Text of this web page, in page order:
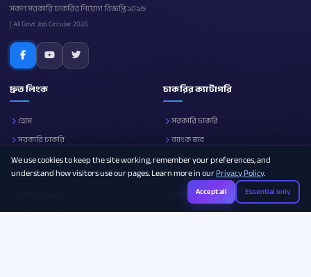
সকল সরকারি চাকরির নিয়োগ বিজ্ঞপ্তি ২০২৬
| All Govt Job Circular 2026
দ্রুত লিংক
হোম
সরকারি চাকরি
নোটিশ বোর্ড
আমাদের সম্পর্কে
ক্যারিয়ার গাইড
চাকরির ক্যাটাগরি
সরকারি চাকরি
ব্যাংক জব
প্রতিরক্ষা
শিক্ষা
আইসিটি
We use cookies to keep the site working, remember your preferences, and
understand how visitors use our pages. Learn more in ourPrivacy Policy.
Accept all Essential only